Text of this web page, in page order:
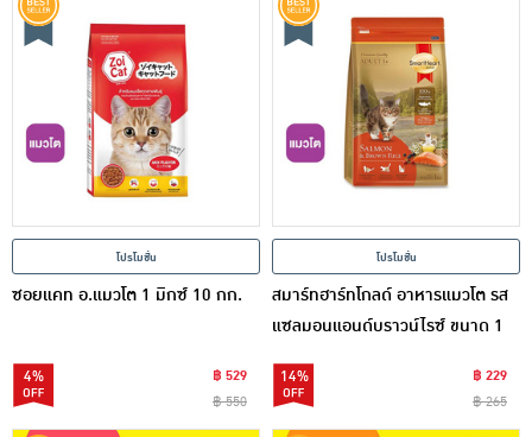
โปรโมชั่น
ซอยแคท อ.แมวโต 1 มิกซ์ 10 กก.
4%
฿ 529
฿ 550
โปรโมชั่น
สมาร์ทฮาร์ทโกลด์ อาหารแมวโต รส
แซลมอนแอนด์บราวน์ไรซ์ ขนาด 1
14%
฿ 229
฿ 265